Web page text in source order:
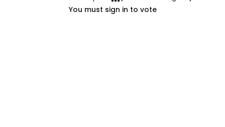
You must sign in to vote